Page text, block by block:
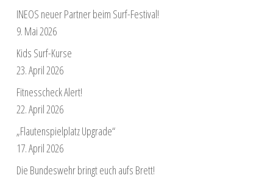
INEOS neuer Partner beim Surf-Festival!
9. Mai 2026
Kids Surf-Kurse
23. April 2026
Fitnesscheck Alert!
22. April 2026
„Flautenspielplatz Upgrade“
17. April 2026
Die Bundeswehr bringt euch aufs Brett!